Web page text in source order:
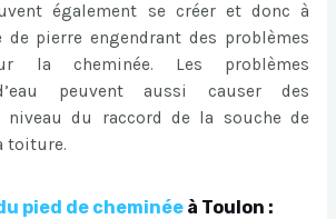
également se créer et donc à
pierre engendrant des problèmes
la cheminée. Les problèmes
peuvent aussi causer des
niveau du raccord de la souche de
toiture.
pied de cheminéeà Toulon :